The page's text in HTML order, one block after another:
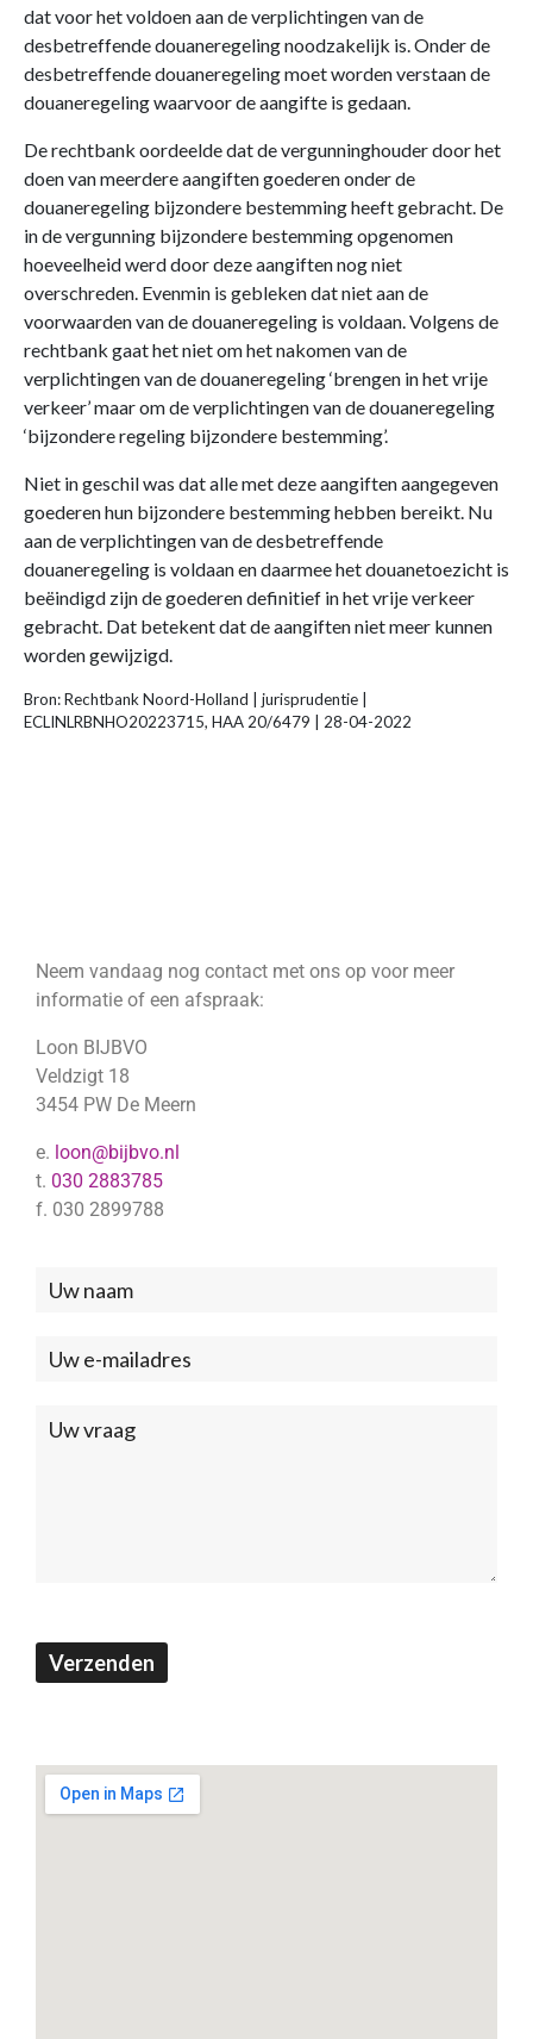
dat voor het voldoen aan de verplichtingen van de
desbetreffende douaneregeling noodzakelijk is. Onder de
desbetreffende douaneregeling moet worden verstaan de
douaneregeling waarvoor de aangifte is gedaan.
De rechtbank oordeelde dat de vergunninghouder door het
doen van meerdere aangiften goederen onder de
douaneregeling bijzondere bestemming heeft gebracht. De
in de vergunning bijzondere bestemming opgenomen
hoeveelheid werd door deze aangiften nog niet
overschreden. Evenmin is gebleken dat niet aan de
voorwaarden van de douaneregeling is voldaan. Volgens de
rechtbank gaat het niet om het nakomen van de
verplichtingen van de douaneregeling ‘brengen in het vrije
verkeer’ maar om de verplichtingen van de douaneregeling
‘bijzondere regeling bijzondere bestemming’.
Niet in geschil was dat alle met deze aangiften aangegeven
goederen hun bijzondere bestemming hebben bereikt. Nu
aan de verplichtingen van de desbetreffende
douaneregeling is voldaan en daarmee het douanetoezicht is
beëindigd zijn de goederen definitief in het vrije verkeer
gebracht. Dat betekent dat de aangiften niet meer kunnen
worden gewijzigd.
Bron: Rechtbank Noord-Holland | jurisprudentie |
ECLINLRBNHO20223715, HAA 20/6479 | 28-04-2022
Neem vandaag nog contact met ons op voor meer
informatie of een afspraak:
Loon BIJBVO
Veldzigt 18
3454 PW De Meern
e. loon@bijbvo.nl
t. 030 2883785
f. 030 2899788
Neem
met
ons
Verzenden